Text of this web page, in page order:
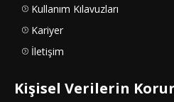
Kullanım Kılavuzları
Kariyer
İletişim
Kişisel Verilerin